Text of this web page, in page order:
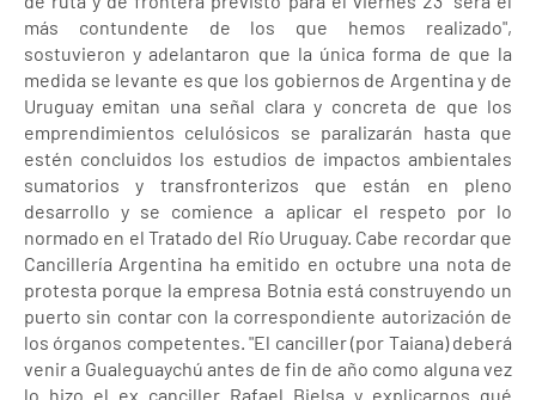
más contundente de los que hemos realizado",
sostuvieron y adelantaron que la única forma de que la
medida se levante es que los gobiernos de Argentina y de
Uruguay emitan una señal clara y concreta de que los
emprendimientos celulósicos se paralizarán hasta que
estén concluidos los estudios de impactos ambientales
sumatorios y transfronterizos que están en pleno
desarrollo y se comience a aplicar el respeto por lo
normado en el Tratado del Río Uruguay. Cabe recordar que
Cancillería Argentina ha emitido en octubre una nota de
protesta porque la empresa Botnia está construyendo un
puerto sin contar con la correspondiente autorización de
los órganos competentes. "El canciller (por Taiana) deberá
venir a Gualeguaychú antes de fin de año como alguna vez
lo hizo el ex canciller Rafael Bielsa y explicarnos qué